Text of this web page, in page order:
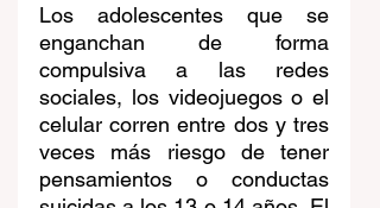
Los adolescentes que se
enganchan de forma
compulsiva a las redes
sociales, los videojuegos o el
celular corren entre dos y tres
veces más riesgo de tener
pensamientos o conductas